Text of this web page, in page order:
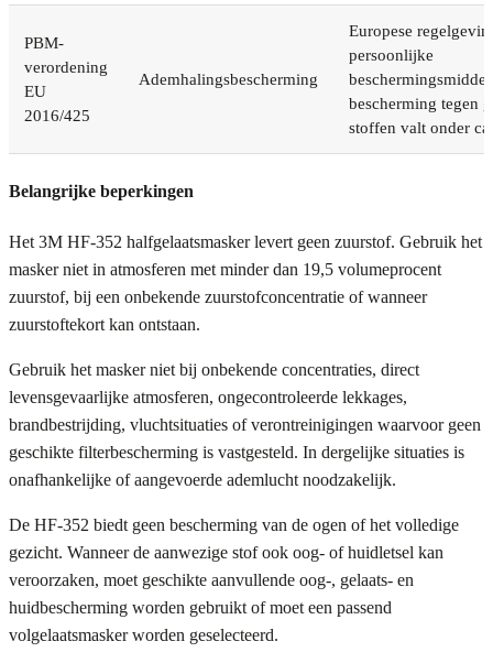
PBM-
verordening
EU
2016/425
Ademhalingsbescherming
Europese
persoonlijke
bescherming tegen
stoffen valt onder
Belangrijke beperkingen
Het 3M HF-352 halfgelaatsmasker levert geen zuurstof. Gebruik het
masker niet in atmosferen met minder dan 19,5 volumeprocent
zuurstof, bij een onbekende zuurstofconcentratie of wanneer
zuurstoftekort kan ontstaan.
Gebruik het masker niet bij onbekende concentraties, direct
levensgevaarlijke atmosferen, ongecontroleerde lekkages,
brandbestrijding, vluchtsituaties of verontreinigingen waarvoor geen
geschikte filterbescherming is vastgesteld. In dergelijke situaties is
onafhankelijke of aangevoerde ademlucht noodzakelijk.
De HF-352 biedt geen bescherming van de ogen of het volledige
gezicht. Wanneer de aanwezige stof ook oog- of huidletsel kan
veroorzaken, moet geschikte aanvullende oog-, gelaats- en
huidbescherming worden gebruikt of moet een passend
volgelaatsmasker worden geselecteerd.